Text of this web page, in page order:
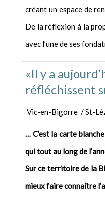
créant un espace de
De la réflexion à la
avec l’une de ses
«Il y a
réfléchissent
Vic-en-Bigorre / St-
… C’est la carte
qui tout au long de
Sur ce territoire de la
mieux faire connaître